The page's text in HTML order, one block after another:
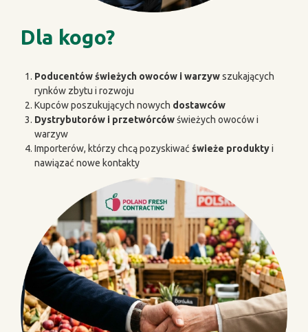
Dla kogo?
Poducentów świeżych owoców i warzywszukających
rynków zbytu i rozwoju
Kupców poszukujących nowych dostawców
Dystrybutorów i przetwórcówświeżych owoców i
warzyw
Importerów, którzy chcą pozyskiwaćświeże produktyi
nawiązać nowe kontakty